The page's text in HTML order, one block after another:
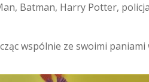
Batman, Harry Potter,
wspólnie ze swoimi